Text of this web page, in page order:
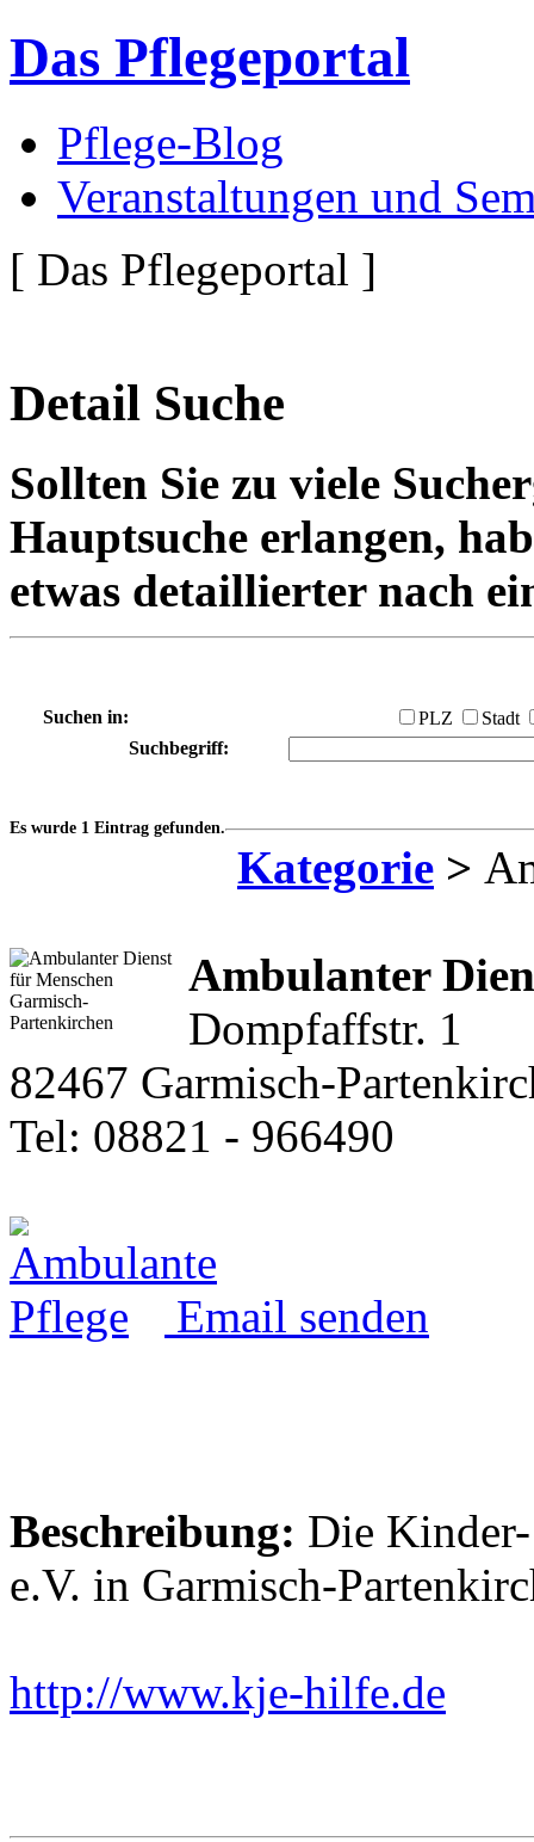
Das Pflegeportal
Pflege-Blog
Veranstaltungen und
[ Das Pflegeportal ]
Detail Suche
Sollten Sie zu viele
Hauptsuche erlangen,
etwas detaillierter nach
Suchen in: PLZ
Stadt
Suchbegriff:
Es wurde 1 Eintrag gefunden.
Kategorie >
Ambulanter
Dompfaffstr. 1
82467 Garmisch-
Tel: 08821 - 966490
Email senden
Beschreibung: Die
e.V. in Garmisch-
http://www.kje-hilfe.de